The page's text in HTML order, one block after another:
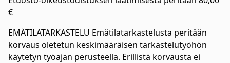
€
EMÄTILATARKASTELU Emätilatarkastelusta peritään
korvaus oletetun keskimääräisen tarkastelutyöhön
käytetyn työajan perusteella. Erillistä korvausta ei